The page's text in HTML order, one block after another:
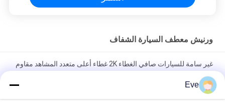
ورنيش معطف السيارة الشفاف
غير سامة للسيارات صافي الغطاء 2K غطاء أعلى متعدد المشاهد مقاوم
للرطوبة
طلاء شفاف للسيارات عديم الرائحة وعملي ومضاد للماء لحماية
Eve